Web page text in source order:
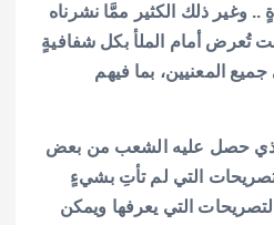
.. وغير ذلك الكثير ممَّا نشرناه
تُعرض أمام الملأ بكل شفافيةٍ
المعنيين، بما فيهم
الذي حصل عليه الشعب من بعض
التي لم تأتِ بشيءٍ
2003، تلك التصريحات التي يعرفها ويمكن